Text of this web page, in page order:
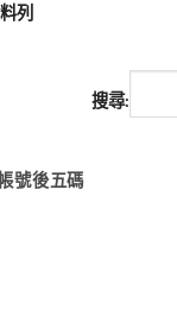
列
搜尋:
號後五碼